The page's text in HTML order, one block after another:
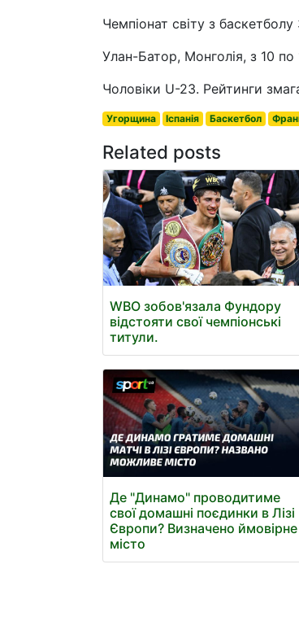
Чемпіонат світу з
Улан-Батор, Монголія, з 10 по
Чоловіки U-23. Рейтинги
Угорщина Іспанія Баскетбол
Related posts
WBO зобов'язала Фундору
відстояти свої чемпіонські
титули.
Де "Динамо" проводитиме
свої домашні поєдинки в Лізі
Європи? Визначено ймовірне
місто